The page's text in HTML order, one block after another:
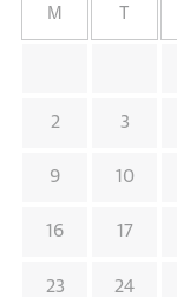
M
2 3
9 10
16 17
23 24